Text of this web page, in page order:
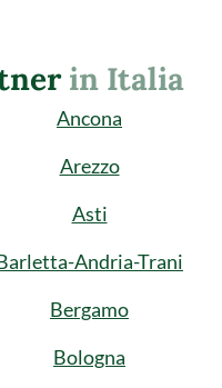
in Italia
Ancona
Arezzo
Asti
Andria-Trani
Bergamo
Bologna